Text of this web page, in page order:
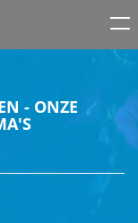
- ONZE